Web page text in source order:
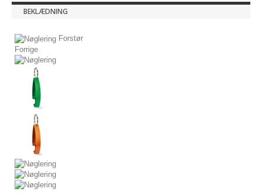
BEKLÆDNING
Forstør
Forrige